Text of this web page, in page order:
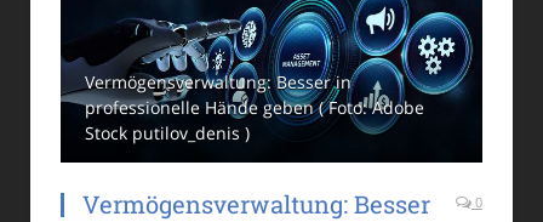
Vermögensverwaltung: Besser in
professionelle Hände geben ( Foto: Adobe
Stock putilov_denis )
Vermögensverwaltung: Besser
0